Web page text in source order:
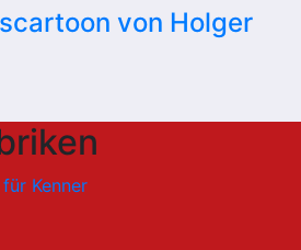
von Holger
Kenner